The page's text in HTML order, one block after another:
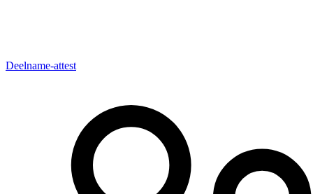
Deelname-attest